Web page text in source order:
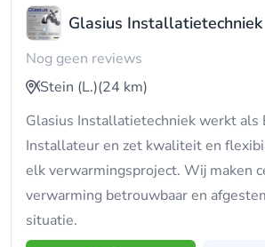
Glasius Installatietechniek
Nog geen reviews
Stein (L.)(24 km)
Glasius Installatietechniek werkt als
Installateur en zet kwaliteit en
elk verwarmingsproject. Wij maken
verwarming betrouwbaar en
situatie.